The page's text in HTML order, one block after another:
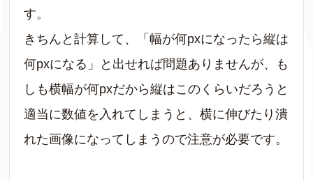
す。
きちんと計算して、「幅が何pxになったら縦は
何pxになる」と出せれば問題ありませんが、も
しも横幅が何pxだから縦はこのくらいだろうと
適当に数値を入れてしまうと、横に伸びたり潰
れた画像になってしまうので注意が必要です。